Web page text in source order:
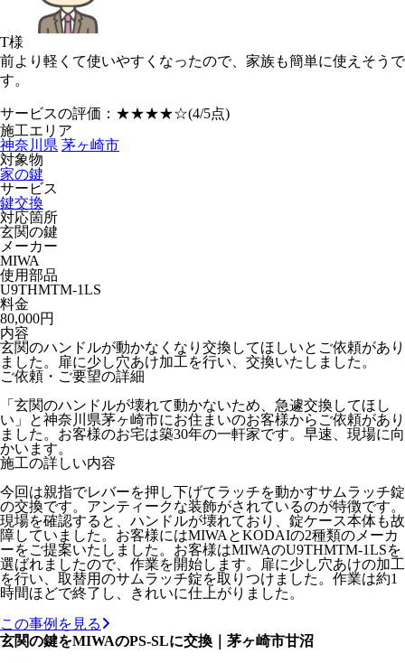
T様
前より軽くて使いやすくなったので、家族も簡単に使えそうで
す。
サービスの評価： ★★★★☆(4/5点)
施工エリア
神奈川県 茅ヶ崎市
対象物
家の鍵
サービス
鍵交換
対応箇所
玄関の鍵
メーカー
MIWA
使用部品
U9THMTM-1LS
料金
80,000円
内容
玄関のハンドルが動かなくなり交換してほしいとご依頼があり
ました。扉に少し穴あけ加工を行い、交換いたしました。
ご依頼・ご要望の詳細
「玄関のハンドルが壊れて動かないため、急遽交換してほし
い」と神奈川県茅ヶ崎市にお住まいのお客様からご依頼があり
ました。お客様のお宅は築30年の一軒家です。早速、現場に向
かいます。
施工の詳しい内容
今回は親指でレバーを押し下げてラッチを動かすサムラッチ錠
の交換です。アンティークな装飾がされているのが特徴です。
現場を確認すると、ハンドルが壊れており、錠ケース本体も故
障していました。お客様にはMIWAとKODAIの2種類のメーカ
ーをご提案いたしました。お客様はMIWAのU9THMTM-1LSを
選ばれましたので、作業を開始します。扉に少し穴あけの加工
を行い、取替用のサムラッチ錠を取りつけました。作業は約1
時間ほどで終了し、きれいに仕上がりました。
この事例を見る
玄関の鍵をMIWAのPS-SLに交換｜茅ヶ崎市甘沼